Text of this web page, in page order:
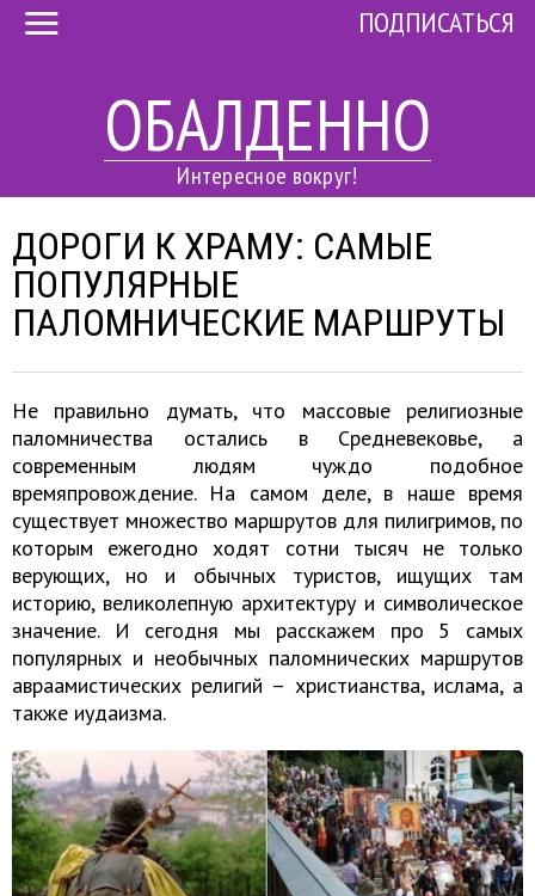
ОБАЛДЕННО
Интересное вокруг!
ПОДПИСАТЬСЯ
ДОРОГИ К ХРАМУ: CАМЫЕ
ПОПУЛЯРНЫЕ
ПАЛОМНИЧЕСКИЕ МАРШРУТЫ
Не правильно думать, что массовые религиозные
паломничества остались в Средневековье, а
современным людям чуждо подобное
времяпровождение. На самом деле, в наше время
существует множество маршрутов для пилигримов, по
которым ежегодно ходят сотни тысяч не только
верующих, но и обычных туристов, ищущих там
историю, великолепную архитектуру и символическое
значение. И сегодня мы расскажем про 5 самых
популярных и необычных паломнических маршрутов
авраамистических религий – христианства, ислама, а
также иудаизма.